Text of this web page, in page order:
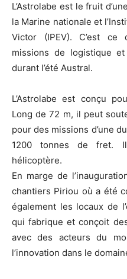
L’Astrolabe est le fruit
la Marine nationale et
Victor (IPEV). C’est
missions de logistique
durant l’été Austral.
L’Astrolabe est conçu
Long de 72 m, il peut
pour des missions d’une
1200 tonnes de fret. Il
hélicoptère.
En marge de
chantiers Piriou où a été
également les locaux de
qui fabrique et conçoit
avec des acteurs du
l’innovation dans le